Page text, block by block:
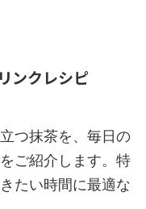
ンクレシピ
つ抹茶を、毎日の
ご紹介します。特
たい時間に最適な